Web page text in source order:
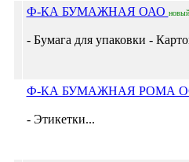
Ф-КА БУМАЖНАЯ ОАО новый
- Бумага для упаковки -
Ф-КА БУМАЖНАЯ РОМА
- Этикетки...